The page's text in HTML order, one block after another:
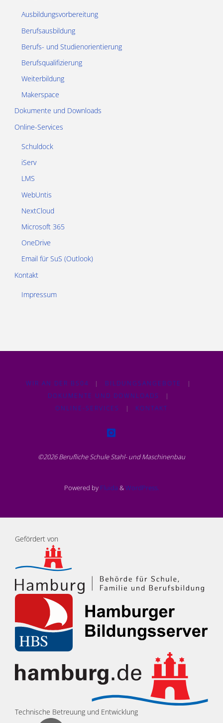
Ausbildungsvorbereitung
Berufsausbildung
Berufs- und Studienorientierung
Berufsqualifizierung
Weiterbildung
Makerspace
Dokumente und Downloads
Online-Services
Schuldock
iServ
LMS
WebUntis
NextCloud
Microsoft 365
OneDrive
Email für SuS (Outlook)
Kontakt
Impressum
WIR AN DER BS04 | BILDUNGSANGEBOTE
|
DOKUMENTE UND DOWNLOADS
|
ONLINE-SERVICES
| KONTAKT
©2026 Berufliche Schule Stahl- und Maschinenbau
Powered byFluida &WordPress.
Gefördert von
Technische Betreuung und Entwicklung